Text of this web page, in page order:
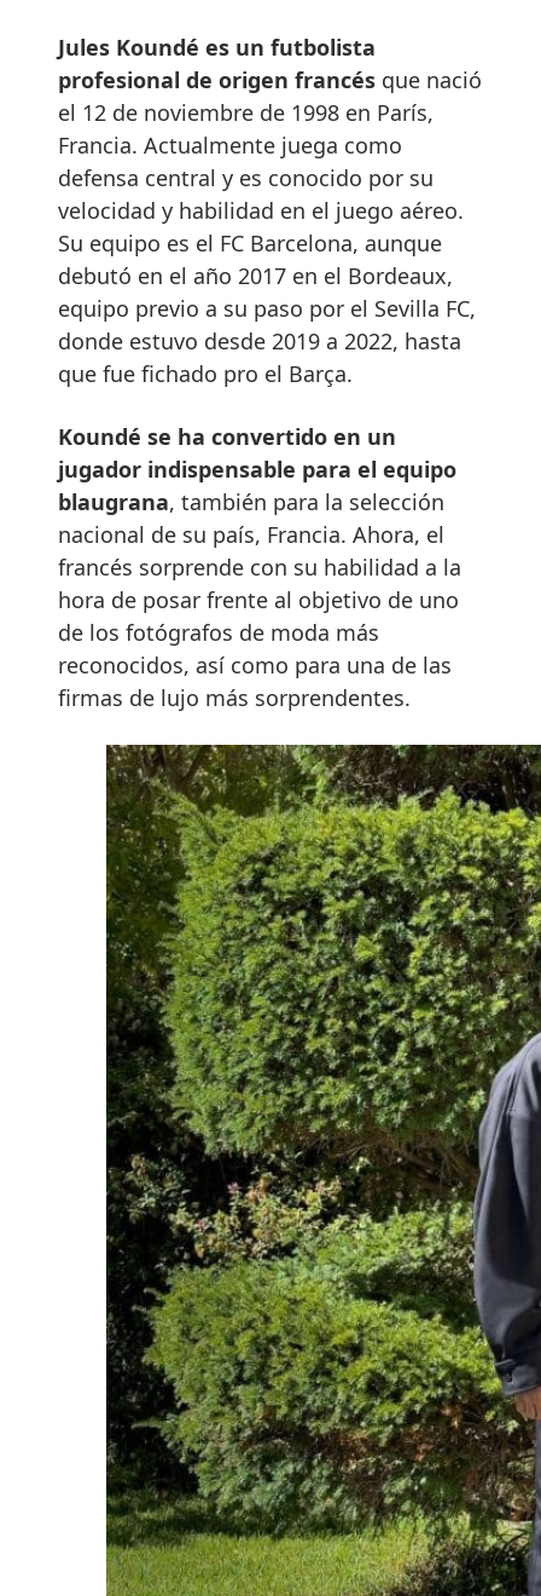
Jules Koundé es un futbolista
profesional de origen francés que nació
el 12 de noviembre de 1998 en París,
Francia. Actualmente juega como
defensa central y es conocido por su
velocidad y habilidad en el juego aéreo.
Su equipo es el FC Barcelona, aunque
debutó en el año 2017 en el Bordeaux,
equipo previo a su paso por el Sevilla FC,
donde estuvo desde 2019 a 2022, hasta
que fue fichado pro el Barça.
Koundé se ha convertido en un
jugador indispensable para el equipo
blaugrana, también para la selección
nacional de su país, Francia. Ahora, el
francés sorprende con su habilidad a la
hora de posar frente al objetivo de uno
de los fotógrafos de moda más
reconocidos, así como para una de las
firmas de lujo más sorprendentes.